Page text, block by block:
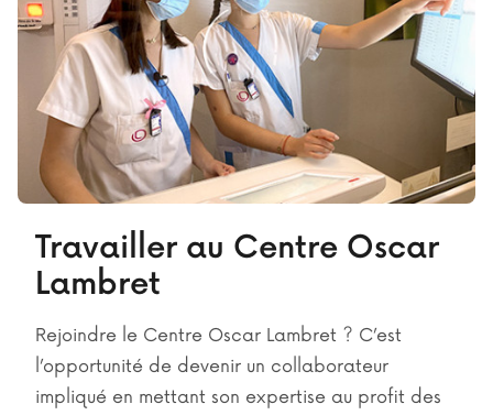
Travailler au Centre Oscar
Lambret
Rejoindre le Centre Oscar Lambret ? C’est
l’opportunité de devenir un collaborateur
impliqué en mettant son expertise au profit des